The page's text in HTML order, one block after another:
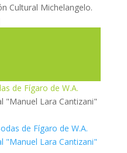
Cultural Michelangelo.
de Fígaro de W.A.
"Manuel Lara Cantizani"